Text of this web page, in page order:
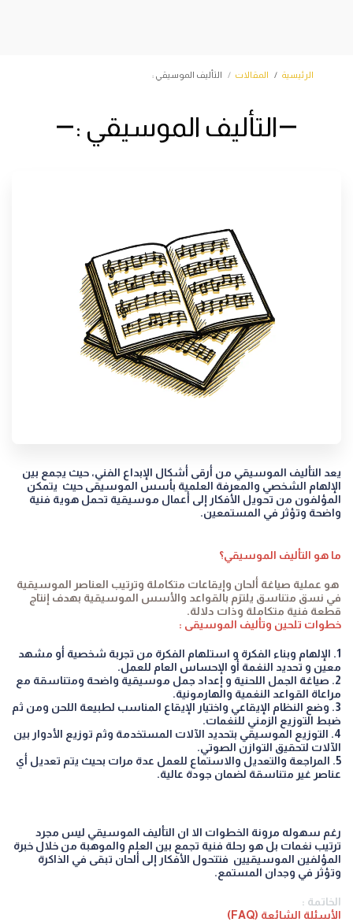
الرئيسية المقالات التأليف الموسيقي :
التأليف الموسيقي :
يعد التأليف الموسيقي من أرقى أشكال الإبداع الفني، حيث يجمع بين
الإلهام الشخصي والمعرفة العلمية بأسس الموسيقى حيث يتمكن
المؤلفون من تحويل الأفكار إلى أعمال موسيقية تحمل هوية فنية
واضحة وتؤثر في المستمعين.
ما هو التأليف الموسيقي؟
هو عملية صياغة ألحان وإيقاعات متكاملة وترتيب العناصر الموسيقية
في نسق متناسق يلتزم بالقواعد والأسس الموسيقية بهدف إنتاج
قطعة فنية متكاملة وذات دلالة.
خطوات تلحين وتأليف الموسيقى :
1.⁠ ⁠الإلهام وبناء الفكرة و استلهام الفكرة من تجربة شخصية أو مشهد
معين و تحديد النغمة أو الإحساس العام للعمل.
2.⁠ ⁠صياغة الجمل اللحنية و إعداد جمل موسيقية واضحة ومتناسقة مع
مراعاة القواعد النغمية والهارمونية.
3.⁠ ⁠وضع النظام الإيقاعي واختيار الإيقاع المناسب لطبيعة اللحن ومن ثم
ضبط التوزيع الزمني للنغمات.
4.⁠ ⁠التوزيع الموسيقي بتحديد الآلات المستخدمة وثم توزيع الأدوار بين
الآلات لتحقيق التوازن الصوتي.
5.⁠ ⁠المراجعة والتعديل والاستماع للعمل عدة مرات بحيث يتم تعديل أي
عناصر غير متناسقة لضمان جودة عالية.
رغم سهوله مرونة الخطوات الا ان التأليف الموسيقي ليس مجرد
ترتيب نغمات بل هو رحلة فنية تجمع بين العلم والموهبة من خلال خبرة
المؤلفين الموسيقيين فتتحول الأفكار إلى ألحان تبقى في الذاكرة
وتؤثر في وجدان المستمع.
الخاتمة :
الأسئلة الشائعة (FAQ)